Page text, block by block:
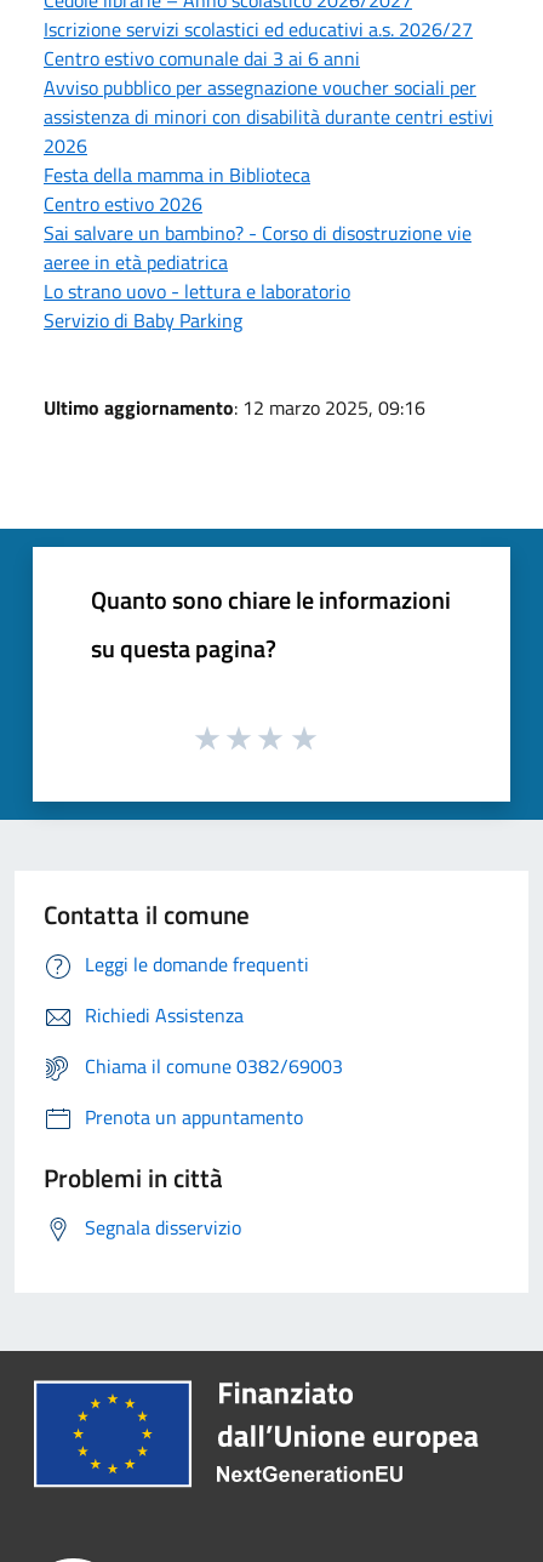
Iscrizione servizi scolastici ed educativi a.s. 2026/27
Centro estivo comunale dai 3 ai 6 anni
Avviso pubblico per assegnazione voucher sociali per
assistenza di minori con disabilità durante centri estivi
2026
Festa della mamma in Biblioteca
Centro estivo 2026
Sai salvare un bambino? - Corso di disostruzione vie
aeree in età pediatrica
Lo strano uovo - lettura e laboratorio
Servizio di Baby Parking
Ultimo aggiornamento: 12 marzo 2025, 09:16
Quanto sono chiare le informazioni
su questa pagina?
Contatta il comune
Leggi le domande frequenti
Richiedi Assistenza
Chiama il comune 0382/69003
Prenota un appuntamento
Problemi in città
Segnala disservizio